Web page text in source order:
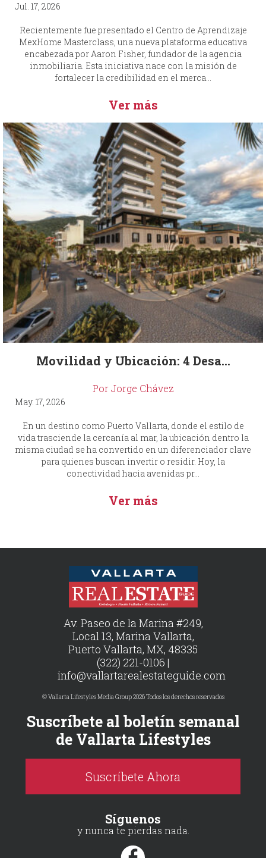
Jul. 17, 2026
Recientemente fue presentado el Centro de Aprendizaje
MexHome Masterclass, una nueva plataforma educativa
encabezada por Aaron Fisher, fundador de la agencia
inmobiliaria. Esta iniciativa nace con la misión de
fortalecer la credibilidad en el merca...
Ver más
Movilidad y Ubicación: 4 Desa...
Por Jorge Chávez
May. 17, 2026
En un destino como Puerto Vallarta, donde el estilo de
vida trasciende la cercanía al mar, la ubicación dentro la
misma ciudad se ha convertido en un diferenciador clave
para quienes buscan invertir o residir. Hoy, la
conectividad hacia avenidas pr...
Ver más
Av. Paseo de la Marina #249,
Local 13, Marina Vallarta,
Puerto Vallarta, MX, 48335
(322) 221-0106 |
info@vallartarealestateguide.com
© Vallarta Lifestyles Media Group 2026 Todos los derechos reservados
Suscríbete al boletín semanal
de Vallarta Lifestyles
Suscríbete Ahora
Síguenos
y nunca te pierdas nada.